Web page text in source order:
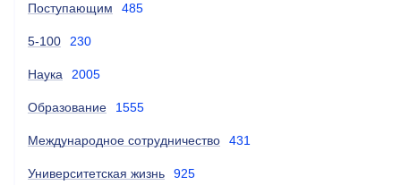
Поступающим 485
5-100 230
Наука 2005
Образование 1555
Международное сотрудничество 431
Университетская жизнь 925